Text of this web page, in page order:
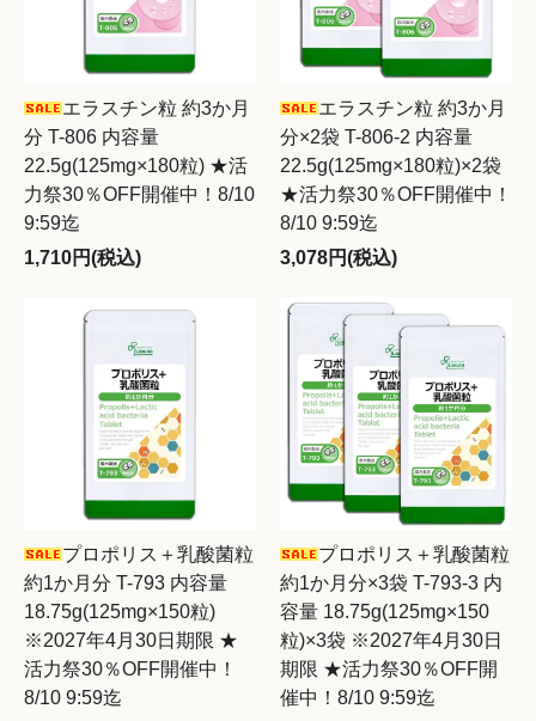
エラスチン粒 約3か月
分 T-806 内容量
22.5g(125mg×180粒) ★活
力祭30％OFF開催中！8/10
9:59迄
1,710円(税込)
エラスチン粒 約3か月
分×2袋 T-806-2 内容量
22.5g(125mg×180粒)×2袋
★活力祭30％OFF開催中！
8/10 9:59迄
3,078円(税込)
プロポリス＋乳酸菌粒
約1か月分 T-793 内容量
18.75g(125mg×150粒)
※2027年4月30日期限 ★
活力祭30％OFF開催中！
8/10 9:59迄
プロポリス＋乳酸菌粒
約1か月分×3袋 T-793-3 内
容量 18.75g(125mg×150
粒)×3袋 ※2027年4月30日
期限 ★活力祭30％OFF開
催中！8/10 9:59迄